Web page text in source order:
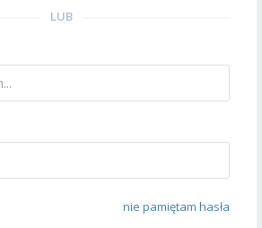
LUB
nie pamiętam hasła